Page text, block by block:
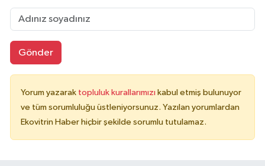
Gönder
Yorum yazarak topluluk kurallarımızı kabul etmiş bulunuyor
ve tüm sorumluluğu üstleniyorsunuz. Yazılan yorumlardan
Ekovitrin Haber hiçbir şekilde sorumlu tutulamaz.